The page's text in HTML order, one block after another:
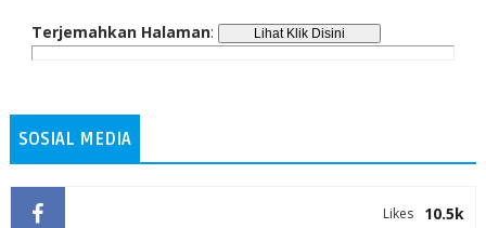
Terjemahkan Halaman:
SOSIAL MEDIA
10.5k
Likes